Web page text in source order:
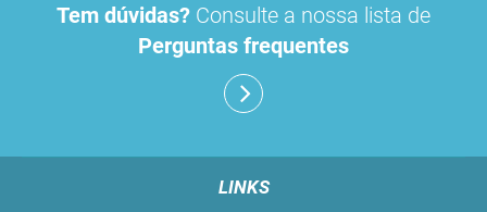
Tem dúvidas? Consulte a nossa lista de
Perguntas frequentes
LINKS